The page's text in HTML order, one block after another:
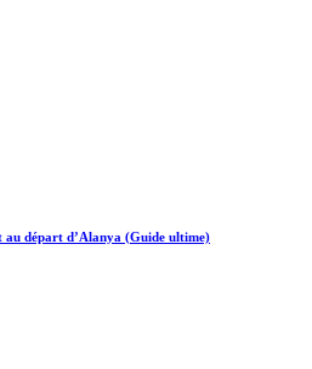
au départ d’Alanya (Guide ultime)